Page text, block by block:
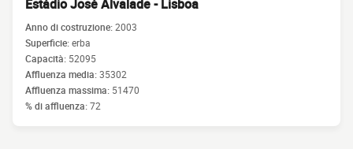
Estádio José Alvalade - Lisboa
Anno di costruzione:2003
Superficie:erba
Capacità: 52095
Affluenza media:35302
Affluenza massima: 51470
% di affluenza:72